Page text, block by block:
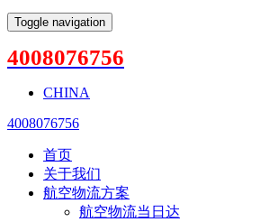
Toggle navigation
4008076756
CHINA
4008076756
首页
关于我们
航空物流方案
航空物流当日达